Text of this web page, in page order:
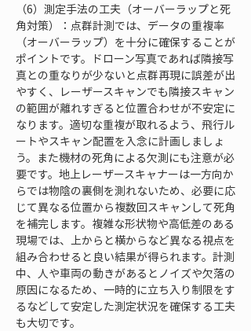
（6）測定手法の工夫（オーバーラップと死
角対策）：点群計測では、データの重複率
（オーバーラップ）を十分に確保することが
ポイントです。ドローン写真であれば隣接写
真との重なりが少ないと点群再現に誤差が出
やすく、レーザースキャンでも隣接スキャン
の範囲が離れすぎると位置合わせが不安定に
なります。適切な重複が取れるよう、飛行ル
ートやスキャン配置を入念に計画しましょ
う。また機材の死角による欠測にも注意が必
要です。地上レーザースキャナーは一方向か
らでは物陰の裏側を測れないため、必要に応
じて異なる位置から複数回スキャンして死角
を補完します。複雑な形状物や高低差のある
現場では、上からと横からなど異なる視点を
組み合わせると良い結果が得られます。計測
中、人や車両の動きがあるとノイズや欠落の
原因になるため、一時的に立ち入り制限をす
るなどして安定した測定状況を確保する工夫
も大切です。